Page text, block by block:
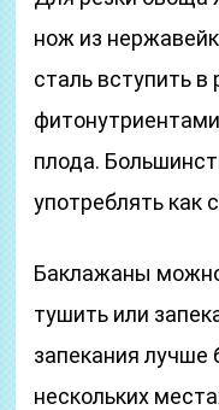
нож из
сталь вступить в
плода.
употреблять как
Баклажаны можно
тушить или
запекания лучше
нескольких